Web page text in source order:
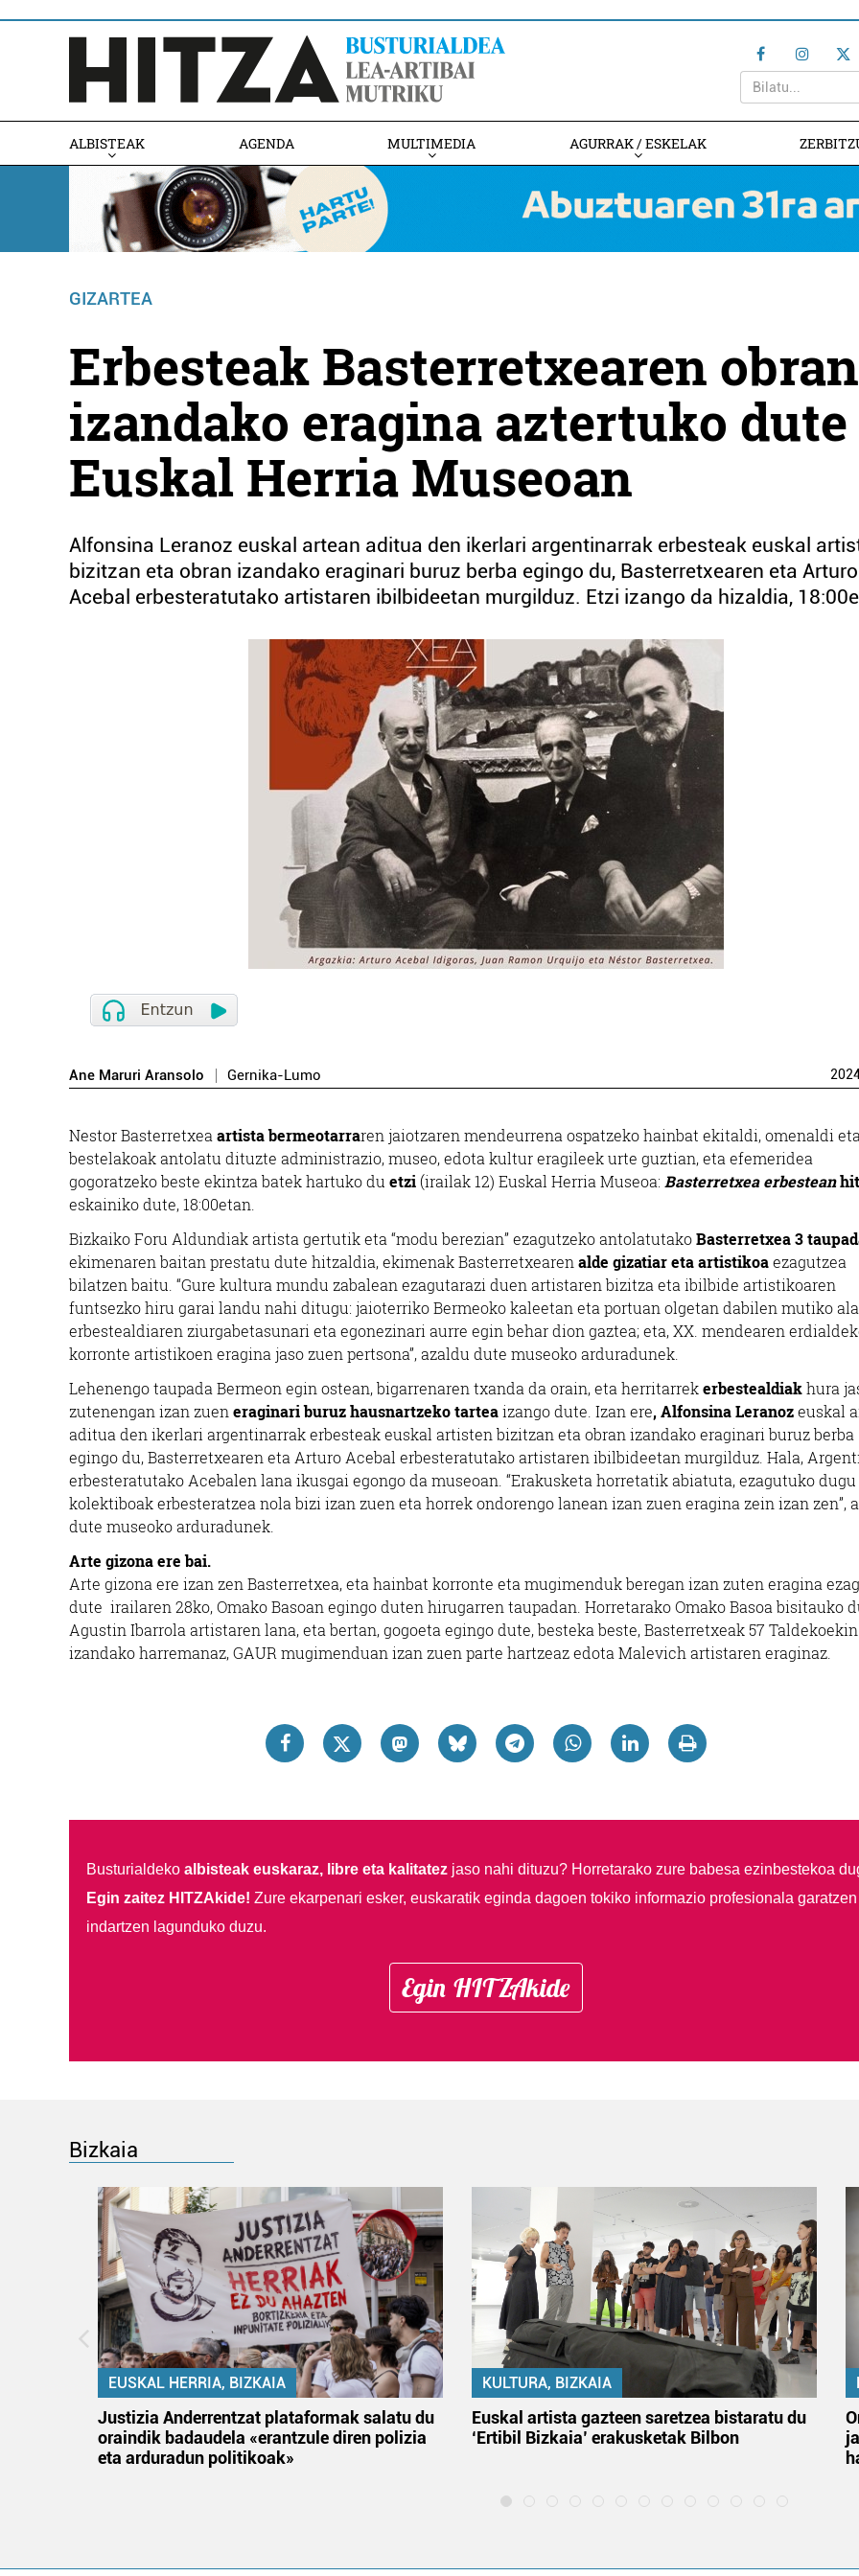
ALBISTEAK AGENDA MULTIMEDIA AGURRAK / ESKELAK
GIZARTEA
Erbesteak Basterretxearen obran
izandako eragina aztertuko dute
Euskal Herria Museoan
Alfonsina Leranoz euskal artean aditua den ikerlari argentinarrak erbesteak euskal
bizitzan eta obran izandako eraginari buruz berba egingo du, Basterretxearen eta Arturo
Acebal erbesteratutako artistaren ibilbideetan murgilduz. Etzi izango da hizaldia,
Ane Maruri Aransolo Gernika-Lumo
Nestor Basterretxea artista bermeotarraren jaiotzaren mendeurrena ospatzeko hainbat ekitaldi, omenaldi eta
bestelakoak antolatu dituzte administrazio, museo, edota kultur eragileek urte guztian, eta efemeridea
gogoratzeko beste ekintza batek hartuko du etzi(irailak 12) Euskal Herria Museoa: Basterretxea erbestean
eskainiko dute, 18:00etan.
Bizkaiko Foru Aldundiak artista gertutik eta “modu berezian” ezagutzeko antolatutakoBasterretxea 3
ekimenaren baitan prestatu dute hitzaldia, ekimenak Basterretxearen alde gizatiar eta artistikoaezagutzea
bilatzen baitu. “Gure kultura mundu zabalean ezagutarazi duen artistaren bizitza eta ibilbide artistikoaren
funtsezko hiru garai landu nahi ditugu: jaioterriko Bermeoko kaleetan eta portuan olgetan dabilen mutiko
erbestealdiaren ziurgabetasunari eta egonezinari aurre egin behar dion gaztea; eta, XX. mendearen
korronte artistikoen eragina jaso zuen pertsona”, azaldu dute museoko arduradunek.
Lehenengo taupada Bermeon egin ostean, bigarrenaren txanda da orain, eta herritarrekerbestealdiakhura
zutenengan izan zuen eraginari buruz hausnartzeko tarteaizango dute. Izan ere, Alfonsina Leranozeuskal
aditua den ikerlari argentinarrak erbesteak euskal artisten bizitzan eta obran izandako eraginari buruz berba
egingo du, Basterretxearen eta Arturo Acebal erbesteratutako artistaren ibilbideetan murgilduz. Hala,
erbesteratutako Acebalen lana ikusgai egongo da museoan. “Erakusketa horretatik abiatuta, ezagutuko dugu
kolektiboak erbesteratzea nola bizi izan zuen eta horrek ondorengo lanean izan zuen eragina zein izan zen”,
dute museoko arduradunek.
Arte gizona ere bai.
Arte gizona ere izan zen Basterretxea, eta hainbat korronte eta mugimenduk beregan izan zuten eragina
dute irailaren 28ko, Omako Basoan egingo duten hirugarren taupadan. Horretarako Omako Basoa bisitauko
Agustin Ibarrola artistaren lana, eta bertan, gogoeta egingo dute, besteka beste, Basterretxeak 57 Taldekoekin
izandako harremanaz, GAUR mugimenduan izan zuen parte hartzeaz edota Malevich artistaren eraginaz.
Busturialdeko albisteak euskaraz, libre eta kalitatezjaso nahi dituzu? Horretarako zure babesa ezinbestekoa
Egin zaitez HITZAkide! Zure ekarpenari esker, euskaratik eginda dagoen tokiko informazio profesionala garatzen
indartzen lagunduko duzu.
Egin HITZAkide
Bizkaia
EUSKAL HERRIA, BIZKAIA
Justizia Anderrentzat plataformak salatu du
oraindik badaudela «erantzule diren polizia
eta arduradun politikoak»
KULTURA, BIZKAIA
Euskal artista gazteen saretzea bistaratu du
‘Ertibil Bizkaia’ erakusketak Bilbon